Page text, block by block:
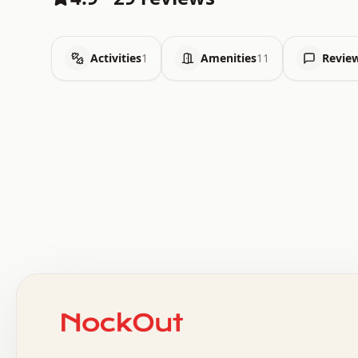
Activities1 Amenities11
.   +   .   .   o   .   .   .   .   .   .   :   .
.   .   .   o   .   .   .   .   .   .   .   .   x   .